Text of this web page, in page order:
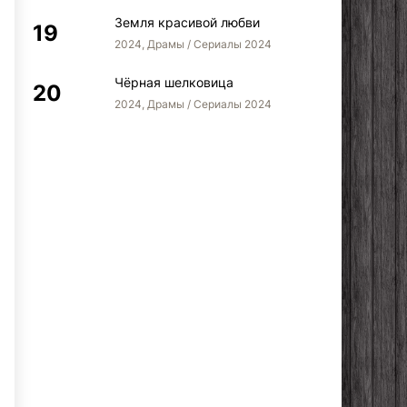
Земля красивой любви
2024, Драмы / Сериалы 2024
Чёрная шелковица
2024, Драмы / Сериалы 2024